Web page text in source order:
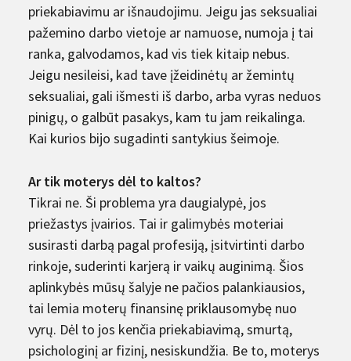
priekabiavimu ar išnaudojimu. Jeigu jas seksualiai
pažemino darbo vietoje ar namuose, numoja į tai
ranka, galvodamos, kad vis tiek kitaip nebus.
Jeigu nesileisi, kad tave įžeidinėtų ar žemintų
seksualiai, gali išmesti iš darbo, arba vyras neduos
pinigų, o galbūt pasakys, kam tu jam reikalinga.
Kai kurios bijo sugadinti santykius šeimoje.
Ar tik moterys dėl to kaltos?
Tikrai ne. Ši problema yra daugialypė, jos
priežastys įvairios. Tai ir galimybės moteriai
susirasti darbą pagal profesiją, įsitvirtinti darbo
rinkoje, suderinti karjerą ir vaikų auginimą. Šios
aplinkybės mūsų šalyje ne pačios palankiausios,
tai lemia moterų finansinę priklausomybę nuo
vyrų. Dėl to jos kenčia priekabiavimą, smurtą,
psichologinį ar fizinį, nesiskundžia. Be to, moterys